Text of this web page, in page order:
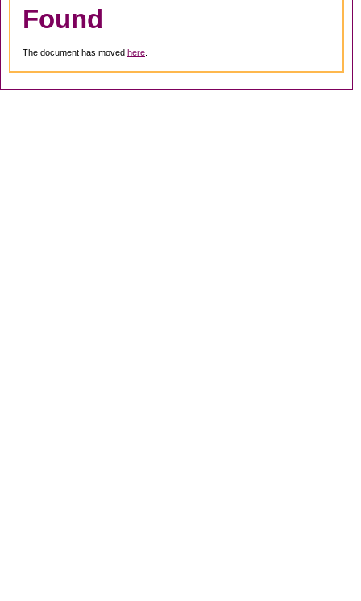
Found
The document has moved here